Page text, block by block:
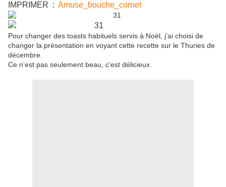
IMPRIMER : Amuse_bouche_cornet
Pour changer des toasts habituels servis à Noël, j’ai choisi de
changer la présentation en voyant cette recette sur le Thuries de
décembre.
Ce n’est pas seulement beau, c’est délicieux.